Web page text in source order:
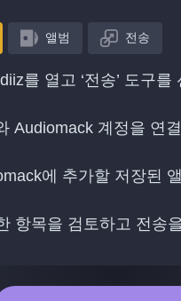
앨범 전송
를 열고 ‘전송’ 도구를
Audiomack 계정을 연
에 추가할 저장된
항목을 검토하고 전송